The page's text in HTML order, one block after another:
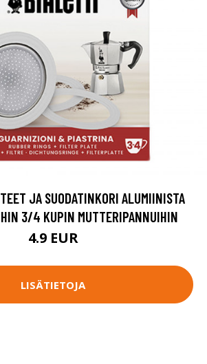
JA SUODATINKORI ALUMIINISTA
3/4 KUPIN MUTTERIPANNUIHIN
4.9 EUR
LISÄTIETOJA